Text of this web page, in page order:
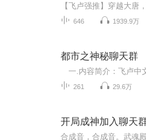
646 1939.9万
都市之神秘聊天群
261 29.6万
开局成神加入聊天